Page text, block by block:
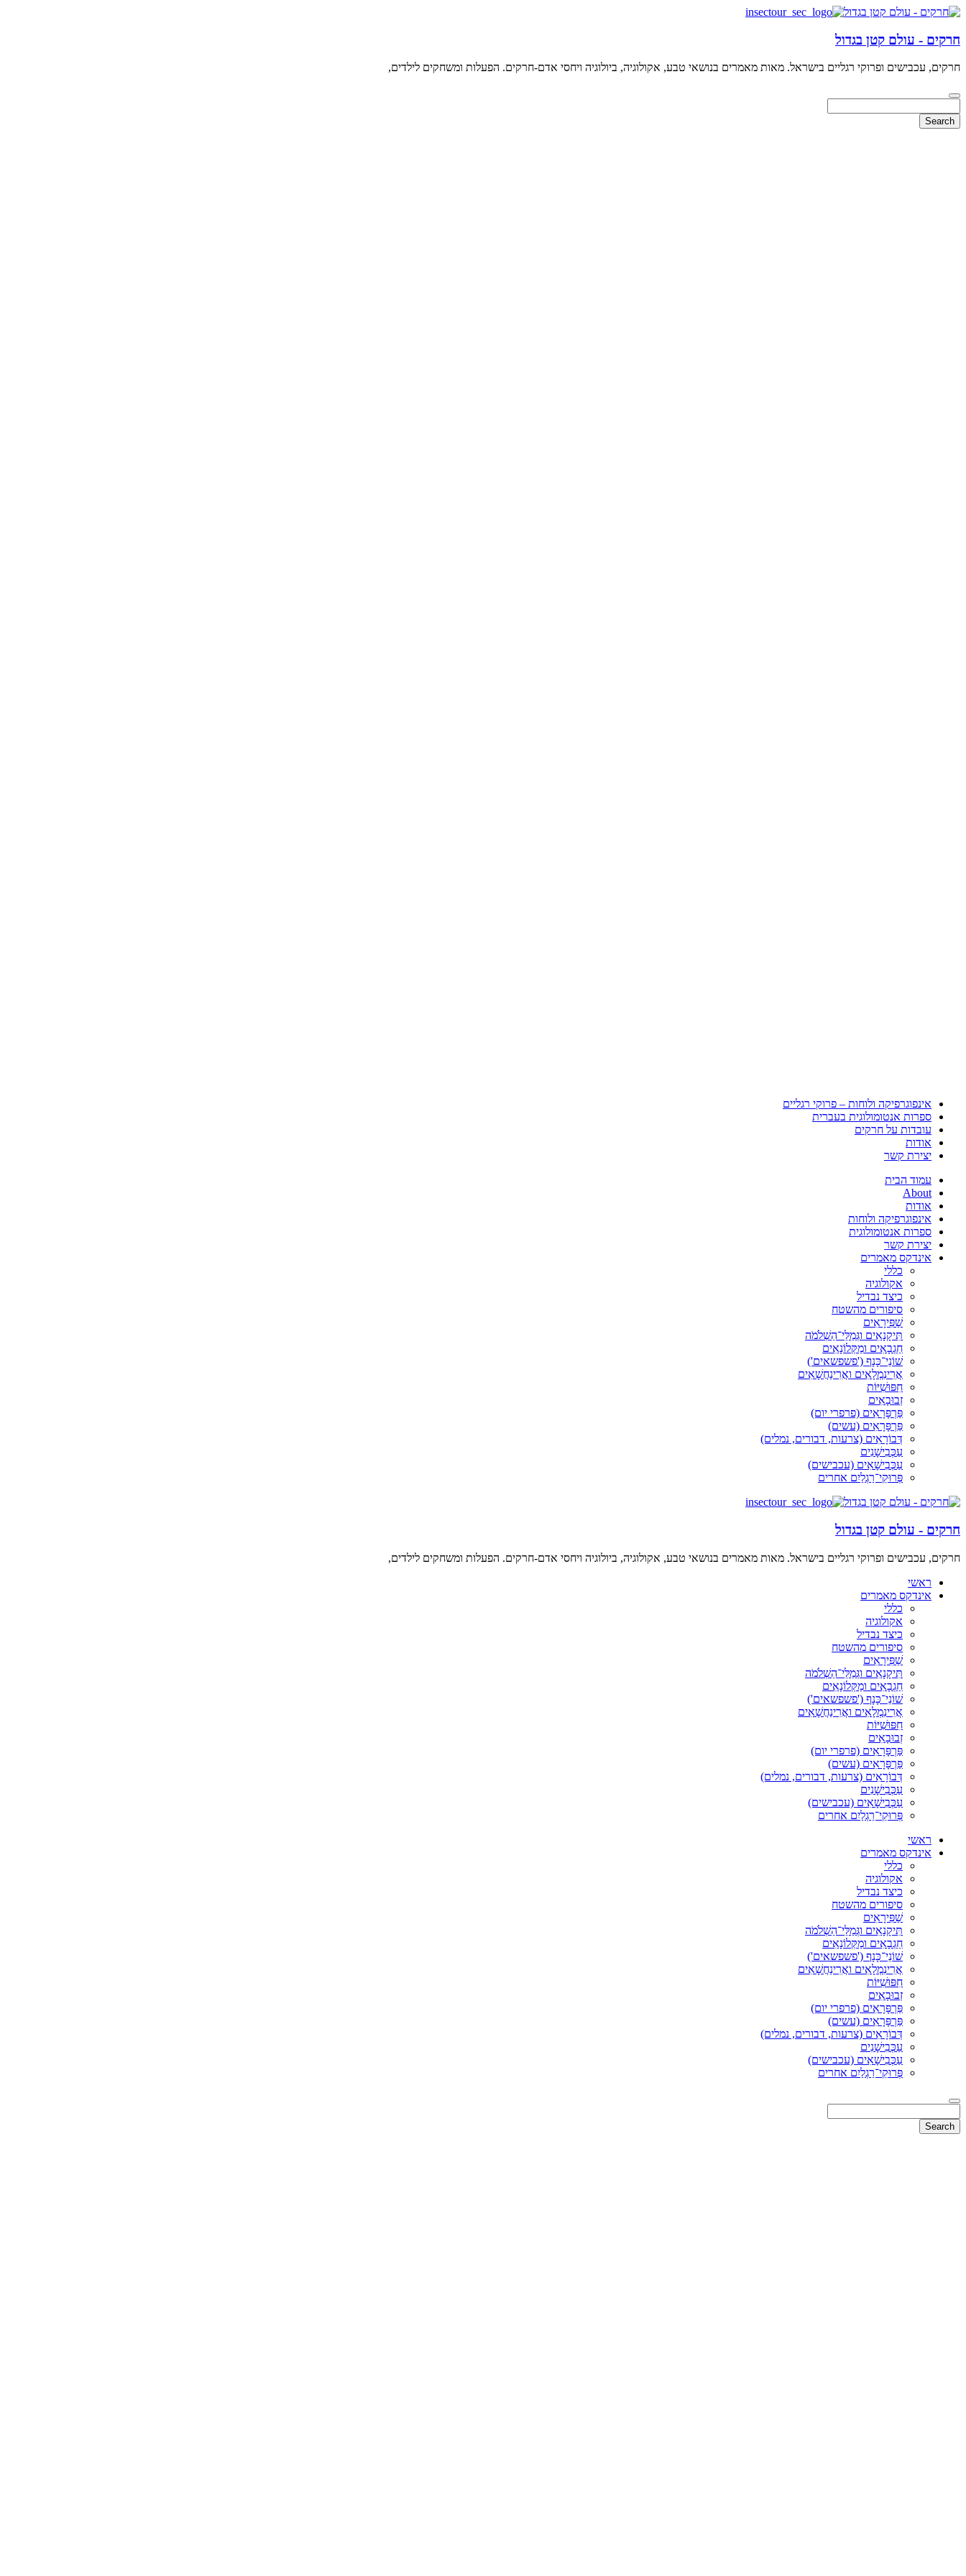
חרקים - עולם קטן בגדול
חרקים, עכבישים ופרוקי רגליים בישראל. מאות מאמרים בנושאי טבע, אקולוגיה, ביולוגיה ויחסי אדם-חרקים. הפעלות ומשחקים לילדים,
אינפוגרפיקה ולוחות – פרוקי רגליים
ספרות אנטומולוגית בעברית
עובדות על חרקים
אודות
יצירת קשר
עמוד הבית
About
אודות
אינפוגרפיקה ולוחות
ספרות אנטומולוגית
יצירת קשר
אינדקס מאמרים
כללי
אקולוגיה
כיצד נבדיל
סיפורים מהשטח
שַׁפִּירָאִים
תִּיקָנָאִים וגְּמַלֵּי־הַשְׁלֹמֹה
חַגְבָאִים ומַקְּלוֹנָאִים
שׁוֹנֵי־כָּנָף ('פשפשאים')
אֲרִינִמְלָאִים ואֲרִינַחֲשָׁאִים
חִפּוּשִׁיּוֹת
זְבוּבָאִים
פַּרְפָּרָאִים (פרפרי יום)
פַּרְפָּרָאִים (עשים)
דְּבוֹרָאִים (צרעות, דבורים, נמלים)
עַכְּבִישָׁנִים
עַכְּבִישָׁאִים (עכבישים)
פְּרוּקֵי־רַגְלַיִם אחרים
חרקים - עולם קטן בגדול
חרקים, עכבישים ופרוקי רגליים בישראל. מאות מאמרים בנושאי טבע, אקולוגיה, ביולוגיה ויחסי אדם-חרקים. הפעלות ומשחקים לילדים,
ראשי
אינדקס מאמרים
כללי
אקולוגיה
כיצד נבדיל
סיפורים מהשטח
שַׁפִּירָאִים
תִּיקָנָאִים וגְּמַלֵּי־הַשְׁלֹמֹה
חַגְבָאִים ומַקְּלוֹנָאִים
שׁוֹנֵי־כָּנָף ('פשפשאים')
אֲרִינִמְלָאִים ואֲרִינַחֲשָׁאִים
חִפּוּשִׁיּוֹת
זְבוּבָאִים
פַּרְפָּרָאִים (פרפרי יום)
פַּרְפָּרָאִים (עשים)
דְּבוֹרָאִים (צרעות, דבורים, נמלים)
עַכְּבִישָׁנִים
עַכְּבִישָׁאִים (עכבישים)
פְּרוּקֵי־רַגְלַיִם אחרים
ראשי
אינדקס מאמרים
כללי
אקולוגיה
כיצד נבדיל
סיפורים מהשטח
שַׁפִּירָאִים
תִּיקָנָאִים וגְּמַלֵּי־הַשְׁלֹמֹה
חַגְבָאִים ומַקְּלוֹנָאִים
שׁוֹנֵי־כָּנָף ('פשפשאים')
אֲרִינִמְלָאִים ואֲרִינַחֲשָׁאִים
חִפּוּשִׁיּוֹת
זְבוּבָאִים
פַּרְפָּרָאִים (פרפרי יום)
פַּרְפָּרָאִים (עשים)
דְּבוֹרָאִים (צרעות, דבורים, נמלים)
עַכְּבִישָׁנִים
עַכְּבִישָׁאִים (עכבישים)
פְּרוּקֵי־רַגְלַיִם אחרים